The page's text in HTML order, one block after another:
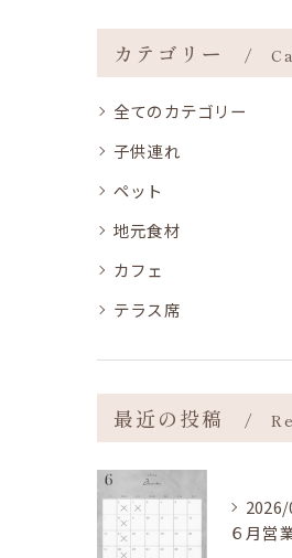
カテゴリー
全てのカテゴリー
子供連れ
ペット
地元食材
カフェ
テラス席
最近の投稿
６月営